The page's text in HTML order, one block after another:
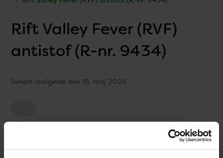
Rift Valley Fever (RVF)
antistof (R-nr. 9434)
Senest redigeret den 18. maj 2026